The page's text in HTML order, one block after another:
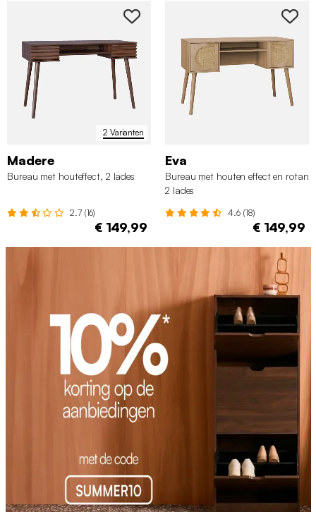
2 Varianten
Madere
Bureau met houteffect, 2 lades
2.7 (16)
€ 149,99
Eva
Bureau met houten effect en rotan
2 lades
4.6 (18)
€ 149,99